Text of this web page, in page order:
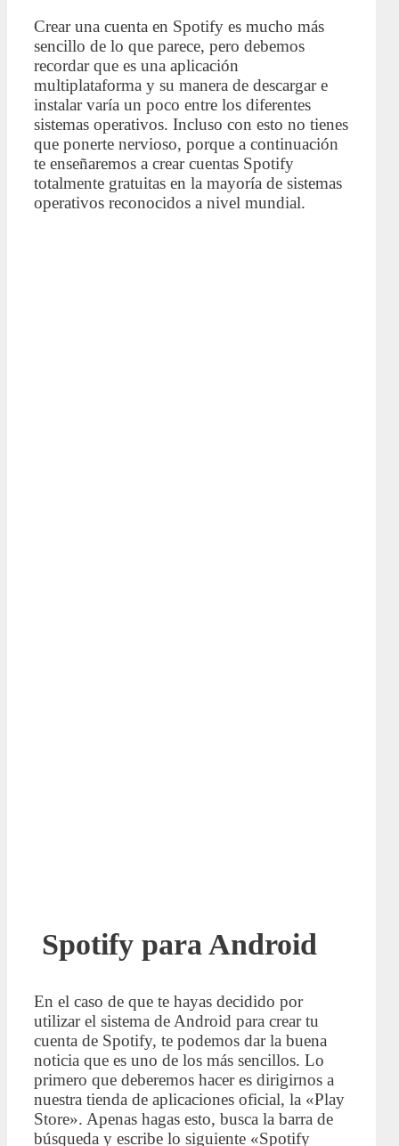
Crear una cuenta en Spotify es mucho más
sencillo de lo que parece, pero debemos
recordar que es una aplicación
multiplataforma y su manera de descargar e
instalar varía un poco entre los diferentes
sistemas operativos. Incluso con esto no tienes
que ponerte nervioso, porque a continuación
te enseñaremos a crear cuentas Spotify
totalmente gratuitas en la mayoría de sistemas
operativos reconocidos a nivel mundial.
Spotify para Android
En el caso de que te hayas decidido por
utilizar el sistema de Android para crear tu
cuenta de Spotify, te podemos dar la buena
noticia que es uno de los más sencillos. Lo
primero que deberemos hacer es dirigirnos a
nuestra tienda de aplicaciones oficial, la «Play
Store». Apenas hagas esto, busca la barra de
búsqueda y escribe lo siguiente «Spotify